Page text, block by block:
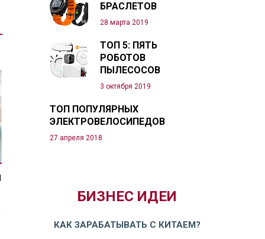
БРАСЛЕТОВ
28 марта 2019
ТОП 5: ПЯТЬ
РОБОТОВ
ПЫЛЕСОСОВ
3 октября 2019
ТОП ПОПУЛЯРНЫХ
ЭЛЕКТРОВЕЛОСИПЕДОВ
27 апреля 2018
БИЗНЕС ИДЕИ
КАК ЗАРАБАТЫВАТЬ С КИТАЕМ?